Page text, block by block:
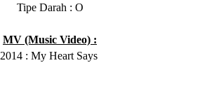
Tipe Darah : O
MV (Music Video) :
2014 : My Heart Says